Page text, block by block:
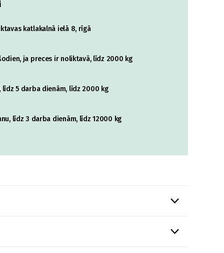
katlakalnā ielā 8, rīgā
ja preces ir noliktavā, līdz 2000 kg
5 darba dienām, līdz 2000 kg
līdz 3 darba dienām, līdz 12000 kg